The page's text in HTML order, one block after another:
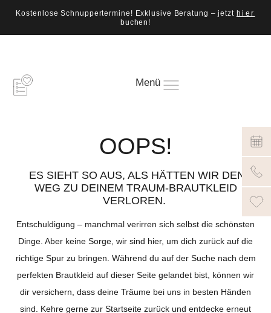
Kostenlose Schnuppertermine! Exklusive Beratung – jetzt hier
buchen!
Menü
OOPS!
ES SIEHT SO AUS, ALS HÄTTEN WIR DEN
WEG ZU DEINEM TRAUM-BRAUTKLEID
VERLOREN.
Entschuldigung – manchmal verirren sich selbst die schönsten
Dinge. Aber keine Sorge, wir sind hier, um dich zurück auf die
richtige Spur zu bringen. Während du auf der Suche nach dem
perfekten Brautkleid auf dieser Seite gelandet bist, können wir
dir versichern, dass deine Träume bei uns in besten Händen
sind. Kehre gerne zur Startseite zurück und entdecke erneut